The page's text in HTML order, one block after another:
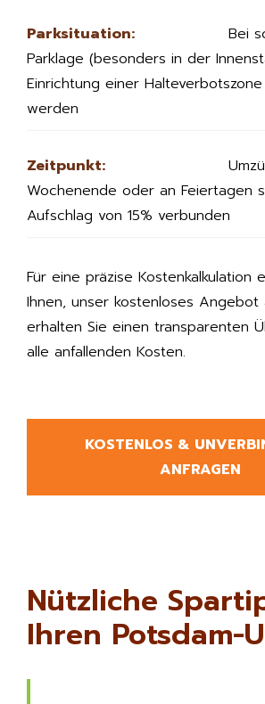
Parksituation:
Bei
Parklage (besonders in der
Einrichtung einer
werden
Zeitpunkt:
Wochenende oder an Feiertagen
Aufschlag von 15% verbunden
Für eine präzise Kostenkalkulation
Ihnen, unser kostenloses Angebot
erhalten Sie einen transparenten
alle anfallenden Kosten.
KOSTENLOS &
ANFRAGEN
Nützliche
Ihren Potsdam-